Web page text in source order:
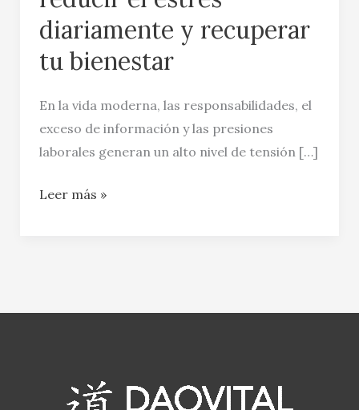
diariamente y recuperar
tu bienestar
En la vida moderna, las responsabilidades, el
exceso de información y las presiones
laborales generan un alto nivel de tensión […]
Leer más »